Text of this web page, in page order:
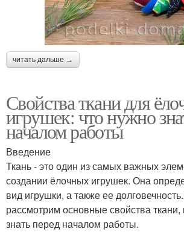
читать дальше →
Свойства ткани для
игрушек: что нужно
началом работы
Введение
Ткань - это один из самых важных
создании ёлочных игрушек. Она
вид игрушки, а также ее
рассмотрим основные свойства
знать перед началом работы.